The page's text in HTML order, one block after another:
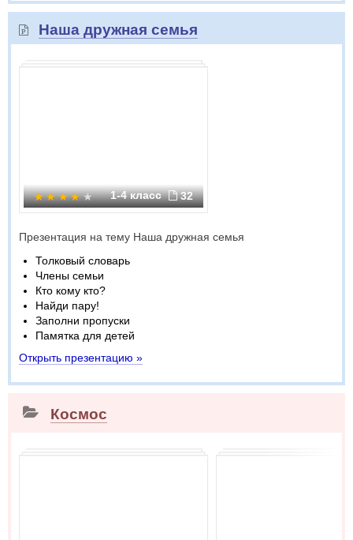
Наша дружная семья
1-4 класс 32
Презентация на тему Наша дружная семья
Толковый словарь
Члены семьи
Кто кому кто?
Найди пару!
Заполни пропуски
Памятка для детей
Открыть презентацию »
Космос